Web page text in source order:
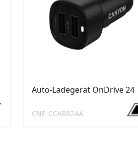
Auto-Ladegerät OnDrive 24
CNE-CCABR2AA